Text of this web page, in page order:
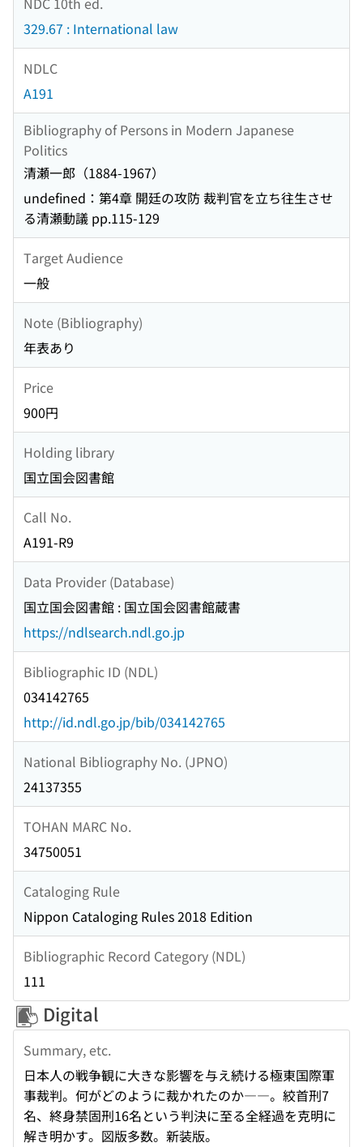
329.67 : International law
NDLC
A191
Bibliography of Persons in Modern Japanese
Politics
清瀬一郎（1884-1967）
undefined：第4章 開廷の攻防 裁判官を立ち往生させ
る清瀬動議 pp.115-129
Target Audience
一般
Note (Bibliography)
年表あり
Price
900円
Holding library
国立国会図書館
Call No.
A191-R9
Data Provider (Database)
国立国会図書館 : 国立国会図書館蔵書
https://ndlsearch.ndl.go.jp
Bibliographic ID (NDL)
034142765
http://id.ndl.go.jp/bib/034142765
National Bibliography No. (JPNO)
24137355
TOHAN MARC No.
34750051
Cataloging Rule
Nippon Cataloging Rules 2018 Edition
Bibliographic Record Category (NDL)
111
Digital
Summary, etc.
日本人の戦争観に大きな影響を与え続ける極東国際軍
事裁判。何がどのように裁かれたのか――。絞首刑7
名、終身禁固刑16名という判決に至る全経過を克明に
解き明かす。図版多数。新装版。